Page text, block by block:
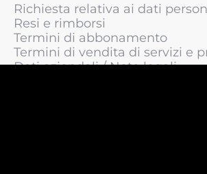
Richiesta relativa ai dati
Resi e rimborsi
Termini di abbonamento
Termini di vendita di servizi e
Dati aziendali / Note legali